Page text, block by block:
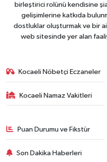
birleştirici rolünü kendisine
gelişimlerine katkıda
dostluklar oluşturmak ve bir
web sitesinde yer alan
Kocaeli Nöbetçi Eczaneler
Kocaeli Namaz Vakitleri
Puan Durumu ve Fikstür
Son Dakika Haberleri